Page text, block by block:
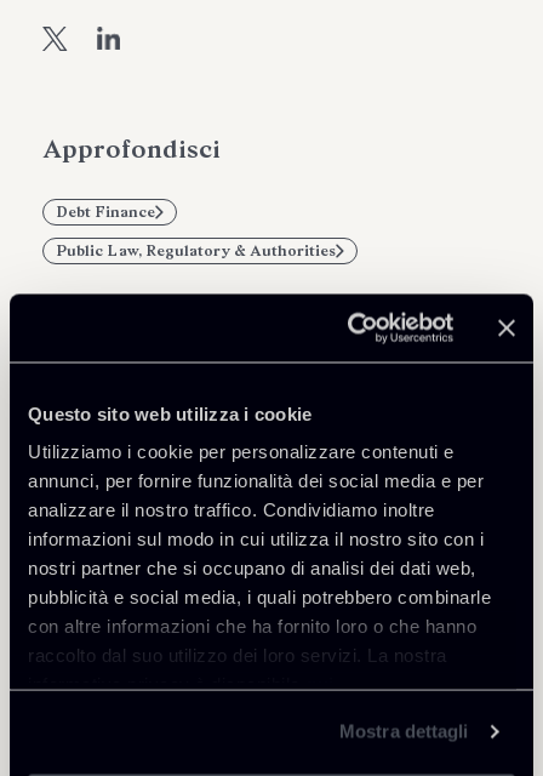
Questo sito web utilizza i cookie
Utilizziamo i cookie per personalizzare contenuti e
annunci, per fornire funzionalità dei social media e per
analizzare il nostro traffico. Condividiamo inoltre
informazioni sul modo in cui utilizza il nostro sito con i
nostri partner che si occupano di analisi dei dati web,
pubblicità e social media, i quali potrebbero combinarle
con altre informazioni che ha fornito loro o che hanno
raccolto dal suo utilizzo dei loro servizi. La nostra
informativa privacy è disponibilequi.
Mostra dettagli
Approfondisci
Debt Finance
Public Law, Regulatory & Authorities
Torna agli Insights
Professionisti correlati
PARTNER
Marco Di Siena
SEDI
Roma
Scopri il professionista